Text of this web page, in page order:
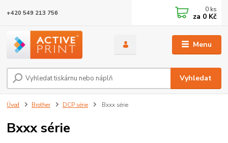
Menu
Vyhledat
+420 549 213 756 0 ks
za 0 Kč
Úvod Brother DCP série Bxxx série
Bxxx série